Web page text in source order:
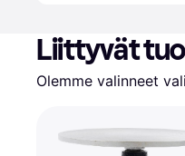
Liittyvät
Olemme valinneet